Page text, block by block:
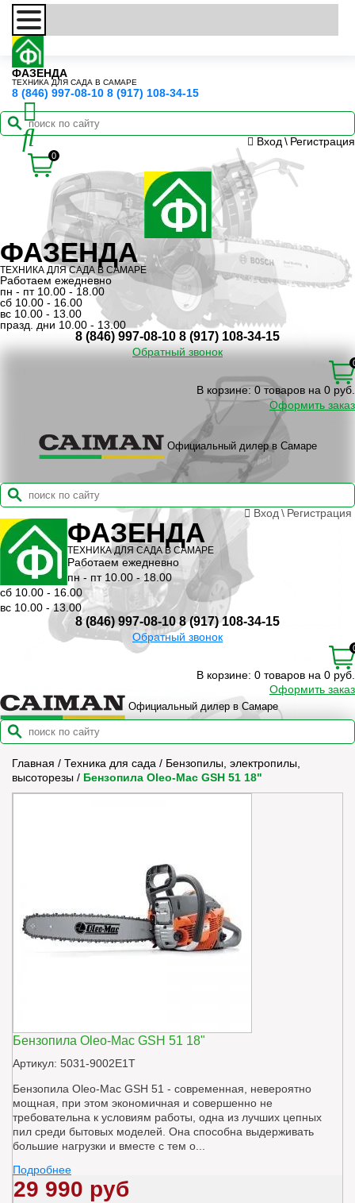
ФАЗЕНДА
ТЕХНИКА ДЛЯ САДА В САМАРЕ
8 (846) 997-08-10 8 (917) 108-34-15
0
Вход \ Регистрация
ФАЗЕНДА
ТЕХНИКА ДЛЯ САДА В САМАРЕ
Работаем ежедневно
пн - пт 10.00 - 18.00
сб 10.00 - 16.00
вс 10.00 - 13.00
празд. дни 10.00 - 13.00
8 (846) 997-08-10 8 (917) 108-34-15
Обратный звонок
В корзине: 0 товаров на 0 руб.
Оформить заказ
Официальный дилер в Самаре
Вход \ Регистрация
ФАЗЕНДА
ТЕХНИКА ДЛЯ САДА В САМАРЕ
Работаем ежедневно
пн - пт 10.00 - 18.00
сб 10.00 - 16.00
вс 10.00 - 13.00
8 (846) 997-08-10 8 (917) 108-34-15
Обратный звонок
В корзине: 0 товаров на 0 руб.
Оформить заказ
Официальный дилер в Самаре
Главная / Техника для сада / Бензопилы, электропилы,
высоторезы / Бензопила Oleo-Mac GSH 51 18"
Бензопила Oleo-Mac GSH 51 18"
Артикул: 5031-9002E1T
Бензопила Oleo-Mac GSH 51 - современная, невероятно
мощная, при этом экономичная и совершенно не
требовательна к условиям работы, одна из лучших цепных
пил среди бытовых моделей. Она способна выдерживать
большие нагрузки и вместе с тем о...
Подробнее
29 990 руб